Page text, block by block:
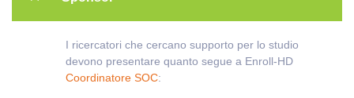
I ricercatori che cercano supporto per lo studio
devono presentare quanto segue a Enroll-HD
Coordinatore SOC: